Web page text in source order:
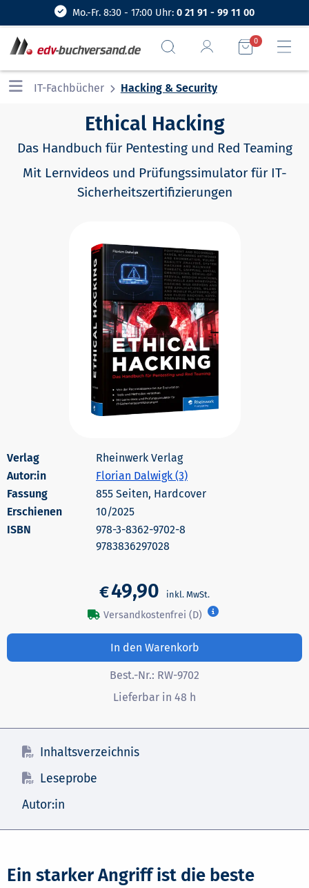
Mo.-Fr. 8:30 - 17:00 Uhr: 0 21 91 - 99 11 00
0
IT-Fachbücher Hacking & Security
Ethical Hacking
Das Handbuch für Pentesting und Red Teaming
Mit Lernvideos und Prüfungssimulator für IT-
Sicherheitszertifizierungen
Rheinwerk Verlag
Autor:in
Florian Dalwigk (3)
855 Seiten, Hardcover
Erschienen
10/2025
978-3-8362-9702-8
9783836297028
€49,90
Versandkostenfrei (D)
In den Warenkorb
Best.-Nr.: RW-9702
Lieferbar in 48 h
Inhaltsverzeichnis
Leseprobe
Autor:in
Ein starker Angriff ist die beste